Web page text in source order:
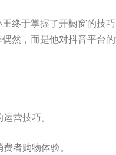
终于掌握了开橱窗的技
然，而是他对抖音平台的
营技巧。
者购物体验。